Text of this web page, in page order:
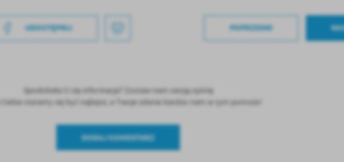
UDOSTĘPNIJ POPRZEDNI
Spodobała Ci się informacja? Zostaw nam swoją opinię
Ciebie staramy się być najlepsi, a Twoje zdanie bardzo nam w tym pomoże!
DODAJ KOMENTARZ